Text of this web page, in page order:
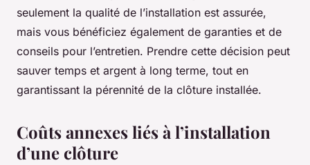
seulement la qualité de l’installation est assurée,
mais vous bénéficiez également de garanties et de
conseils pour l’entretien. Prendre cette décision peut
sauver temps et argent à long terme, tout en
garantissant la pérennité de la clôture installée.
Coûts annexes liés à l’installation
d’une clôture